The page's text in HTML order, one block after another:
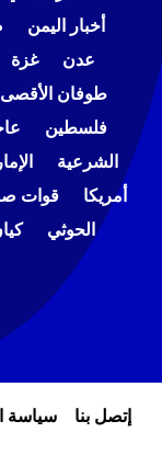
أخبار اليمن
عدن
غزة
طوفان الأقصى
فلسطين
الشرعية
أمريكا
قوات
الحوثي
إتصل بنا سياسة